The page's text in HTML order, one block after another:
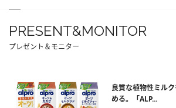
PRESENT&MONITOR
プレゼント＆モニター
良質な植物性ミル
める。「ALP...